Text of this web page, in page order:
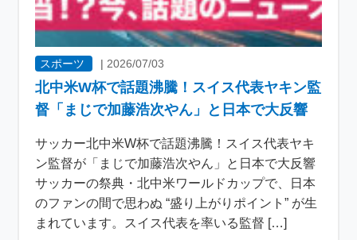
スポーツ | 2026/07/03
北中米W杯で話題沸騰！スイス代表ヤキン監
督「まじで加藤浩次やん」と日本で大反響
サッカー北中米W杯で話題沸騰！スイス代表ヤキ
ン監督が「まじで加藤浩次やん」と日本で大反響
サッカーの祭典・北中米ワールドカップで、日本
のファンの間で思わぬ “盛り上がりポイント” が生
まれています。スイス代表を率いる監督 […]